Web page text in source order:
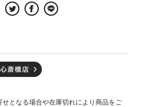
せとなる場合や在庫切れにより商品をご